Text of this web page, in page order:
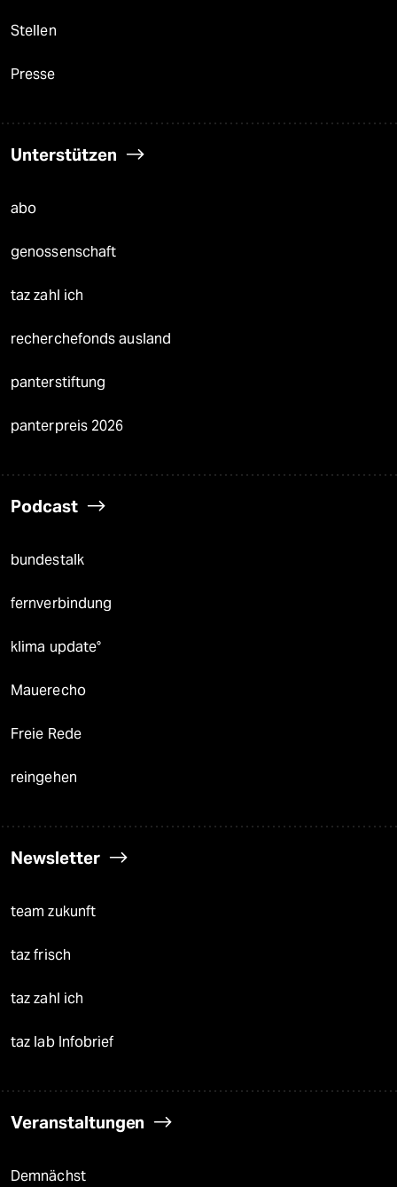
Stellen
Presse
Unterstützen
abo
genossenschaft
taz zahl ich
recherchefonds ausland
panterstiftung
panterpreis 2026
Podcast
bundestalk
fernverbindung
klima update°
Mauerecho
Freie Rede
reingehen
Newsletter
team zukunft
taz frisch
taz zahl ich
taz lab Infobrief
Veranstaltungen
Demnächst